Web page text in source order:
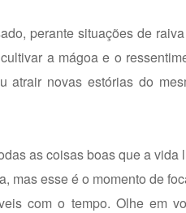
perante situações de
a mágoa e o
atrair novas estórias do
as coisas boas que a vida
mas esse é o momento de
com o tempo. Olhe em